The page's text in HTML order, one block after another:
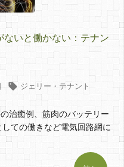
いと働かない：テナン
 ジェリー・テナント
治癒例、筋肉のバッテリー
ての働きなど電気回路網に